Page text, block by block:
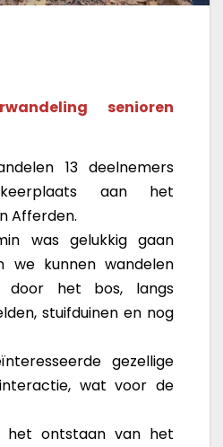
senioren
13 deelnemers
aan het
Afferden.
was gelukkig gaan
we kunnen wandelen
het bos, langs
stuifduinen en nog
gezellige
wat voor de
het ontstaan van het